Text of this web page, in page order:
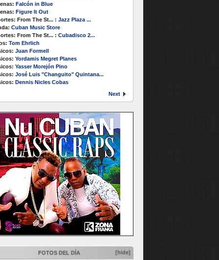
Falcón in Blue
Figure It Out
From The St... : Jazz Plaza ...
Cuban Music Store
From The St... : Cubadisco 2...
Tom Ehrlich
Juan Formell
Yordamis Megret Planes
Yasser Morejón Pino
José Luis "Changuito" Quintana...
Dennis Nicles Cobas
Next
FOTOS DEL DÍA [hide]